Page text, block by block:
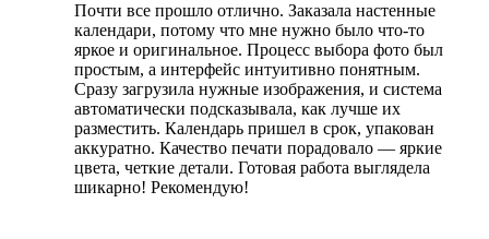
Почти все прошло отлично. Заказала настенные
календари, потому что мне нужно было что-то
яркое и оригинальное. Процесс выбора фото был
простым, а интерфейс интуитивно понятным.
Сразу загрузила нужные изображения, и система
автоматически подсказывала, как лучше их
разместить. Календарь пришел в срок, упакован
аккуратно. Качество печати порадовало — яркие
цвета, четкие детали. Готовая работа выглядела
шикарно! Рекомендую!